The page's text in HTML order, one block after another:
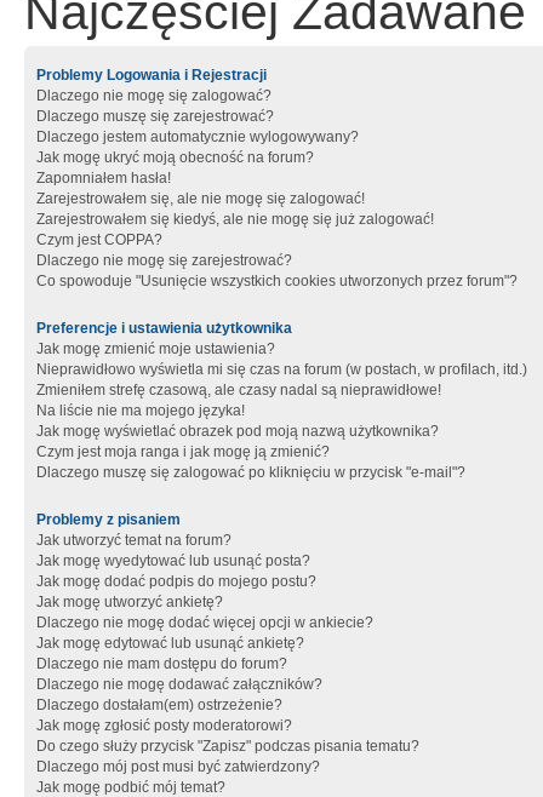
Najczęściej Zadawane
Problemy Logowania i Rejestracji
Dlaczego nie mogę się zalogować?
Dlaczego muszę się zarejestrować?
Dlaczego jestem automatycznie wylogowywany?
Jak mogę ukryć moją obecność na forum?
Zapomniałem hasła!
Zarejestrowałem się, ale nie mogę się zalogować!
Zarejestrowałem się kiedyś, ale nie mogę się już zalogować!
Czym jest COPPA?
Dlaczego nie mogę się zarejestrować?
Co spowoduje "Usunięcie wszystkich cookies utworzonych przez forum"?
Preferencje i ustawienia użytkownika
Jak mogę zmienić moje ustawienia?
Nieprawidłowo wyświetla mi się czas na forum (w postach, w profilach, itd.)
Zmieniłem strefę czasową, ale czasy nadal są nieprawidłowe!
Na liście nie ma mojego języka!
Jak mogę wyświetlać obrazek pod moją nazwą użytkownika?
Czym jest moja ranga i jak mogę ją zmienić?
Dlaczego muszę się zalogować po kliknięciu w przycisk "e-mail"?
Problemy z pisaniem
Jak utworzyć temat na forum?
Jak mogę wyedytować lub usunąć posta?
Jak mogę dodać podpis do mojego postu?
Jak mogę utworzyć ankietę?
Dlaczego nie mogę dodać więcej opcji w ankiecie?
Jak mogę edytować lub usunąć ankietę?
Dlaczego nie mam dostępu do forum?
Dlaczego nie mogę dodawać załączników?
Dlaczego dostałam(em) ostrzeżenie?
Jak mogę zgłosić posty moderatorowi?
Do czego służy przycisk "Zapisz" podczas pisania tematu?
Dlaczego mój post musi być zatwierdzony?
Jak mogę podbić mój temat?